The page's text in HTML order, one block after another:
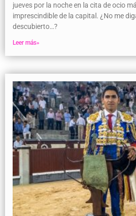
jueves por la noche en la cita de ocio
imprescindible de la capital. ¿No me
descubierto…?
Leer más»